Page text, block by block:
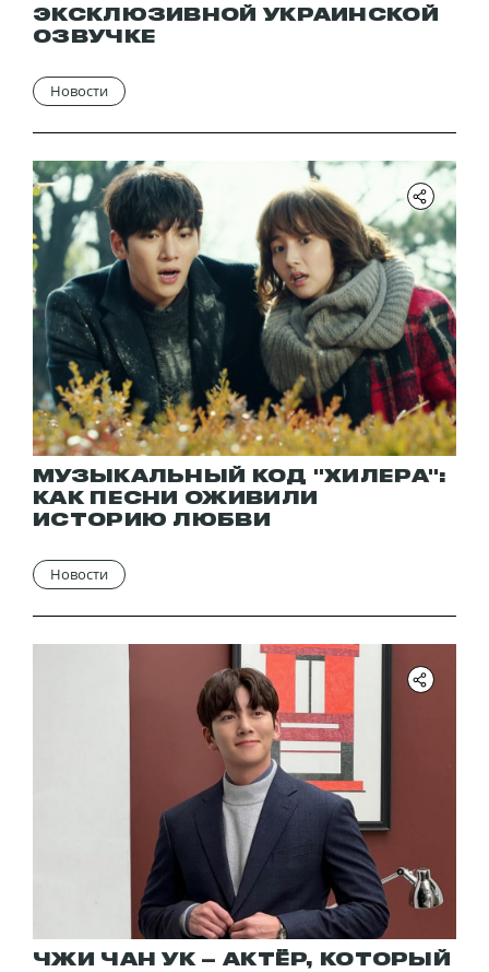
ЭКСКЛЮЗИВНОЙ УКРАИНСКОЙ
ОЗВУЧКЕ
Новости
МУЗЫКАЛЬНЫЙ КОД "ХИЛЕРА":
КАК ПЕСНИ ОЖИВИЛИ
ИСТОРИЮ ЛЮБВИ
Новости
ЧЖИ ЧАН УК – АКТЁР, КОТОРЫЙ